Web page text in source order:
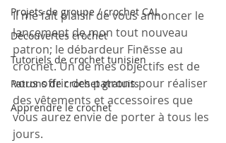
Projets de groupe / crochet CAL
Découvertes crochet
Tutoriels de crochet tunisien
Patrons de crochet gratuits
Apprendre le crochet
Il me fait plaisir de vous annoncer le
lancement de mon tout nouveau
patron; le débardeur Finēsse au
crochet. Un de mes objectifs est de
vous offrir des patrons pour réaliser
des vêtements et accessoires que
vous aurez envie de porter à tous les
jours.